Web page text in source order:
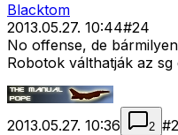
Blacktom
2013.05.27. 10:44#24
No offense, de
Robotok válthatják az sg
2013.05.27. 10:36 2 #